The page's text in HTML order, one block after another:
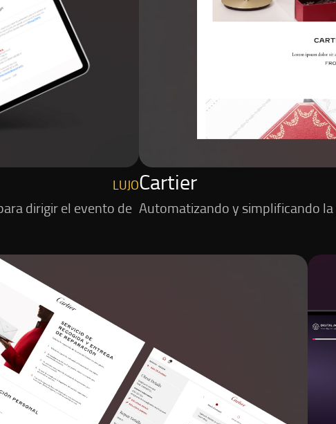
LUJO
dirigir el evento de
Cartier
Automatizando y simplificando